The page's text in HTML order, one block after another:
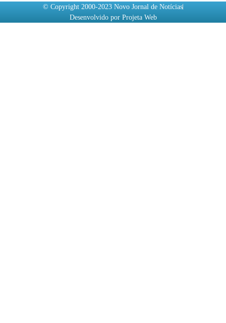
© Copyright 2000-2023 Novo Jornal de Notícias
Desenvolvido por Projeta Web